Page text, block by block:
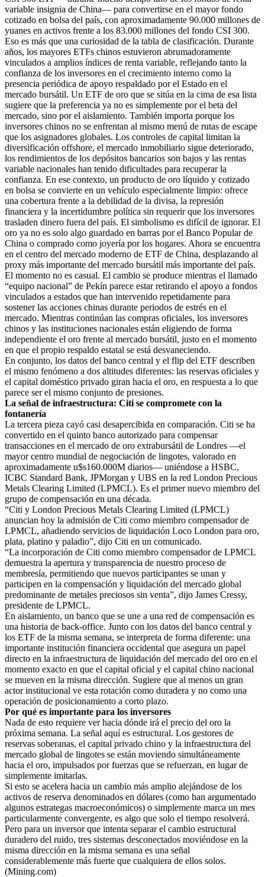
variable insignia de China— para convertirse en el mayor fondo
cotizado en bolsa del país, con aproximadamente 90.000 millones de
yuanes en activos frente a los 83.000 millones del fondo CSI 300.
Eso es más que una curiosidad de la tabla de clasificación. Durante
años, los mayores ETFs chinos estuvieron abrumadoramente
vinculados a amplios índices de renta variable, reflejando tanto la
confianza de los inversores en el crecimiento interno como la
presencia periódica de apoyo respaldado por el Estado en el
mercado bursátil. Un ETF de oro que se sitúa en la cima de esa lista
sugiere que la preferencia ya no es simplemente por el beta del
mercado, sino por el aislamiento. También importa porque los
inversores chinos no se enfrentan al mismo menú de rutas de escape
que los asignadores globales. Los controles de capital limitan la
diversificación offshore, el mercado inmobiliario sigue deteriorado,
los rendimientos de los depósitos bancarios son bajos y las rentas
variable nacionales han tenido dificultades para recuperar la
confianza. En ese contexto, un producto de oro líquido y cotizado
en bolsa se convierte en un vehículo especialmente limpio: ofrece
una cobertura frente a la debilidad de la divisa, la represión
financiera y la incertidumbre política sin requerir que los inversores
trasladen dinero fuera del país. El simbolismo es difícil de ignorar. El
oro ya no es solo algo guardado en barras por el Banco Popular de
China o comprado como joyería por los hogares. Ahora se encuentra
en el centro del mercado moderno de ETF de China, desplazando al
proxy más importante del mercado bursátil más importante del país.
El momento no es casual. El cambio se produce mientras el llamado
“equipo nacional” de Pekín parece estar retirando el apoyo a fondos
vinculados a estados que han intervenido repetidamente para
sostener las acciones chinas durante periodos de estrés en el
mercado. Mientras continúan las compras oficiales, los inversores
chinos y las instituciones nacionales están eligiendo de forma
independiente el oro frente al mercado bursátil, justo en el momento
en que el propio respaldo estatal se está desvaneciendo.
En conjunto, los datos del banco central y el flip del ETF describen
el mismo fenómeno a dos altitudes diferentes: las reservas oficiales y
el capital doméstico privado giran hacia el oro, en respuesta a lo que
parece ser el mismo conjunto de presiones.
La señal de infraestructura: Citi se compromete con la
fontanería
La tercera pieza cayó casi desapercibida en comparación. Citi se ha
convertido en el quinto banco autorizado para compensar
transacciones en el mercado de oro extrabursátil de Londres —el
mayor centro mundial de negociación de lingotes, valorado en
aproximadamente u$s160.000M diarios— uniéndose a HSBC,
ICBC Standard Bank, JPMorgan y UBS en la red London Precious
Metals Clearing Limited (LPMCL). Es el primer nuevo miembro del
grupo de compensación en una década.
“Citi y London Precious Metals Clearing Limited (LPMCL)
anuncian hoy la admisión de Citi como miembro compensador de
LPMCL, añadiendo servicios de liquidación Loco London para oro,
plata, platino y paladio”, dijo Citi en un comunicado.
“La incorporación de Citi como miembro compensador de LPMCL
demuestra la apertura y transparencia de nuestro proceso de
membresía, permitiendo que nuevos participantes se unan y
participen en la compensación y liquidación del mercado global
predominante de metales preciosos sin venta”, dijo James Cressy,
presidente de LPMCL.
En aislamiento, un banco que se une a una red de compensación es
una historia de back-office. Junto con los datos del banco central y
los ETF de la misma semana, se interpreta de forma diferente: una
importante institución financiera occidental que asegura un papel
directo en la infraestructura de liquidación del mercado del oro en el
momento exacto en que el capital oficial y el capital chino nacional
se mueven en la misma dirección. Sugiere que al menos un gran
actor institucional ve esta rotación como duradera y no como una
operación de posicionamiento a corto plazo.
Por qué es importante para los inversores
Nada de esto requiere ver hacia dónde irá el precio del oro la
próxima semana. La señal aquí es estructural. Los gestores de
reservas soberanas, el capital privado chino y la infraestructura del
mercado global de lingotes se están moviendo simultáneamente
hacia el oro, impulsados por fuerzas que se refuerzan, en lugar de
simplemente imitarlas.
Si esto se acelera hacia un cambio más amplio alejándose de los
activos de reserva denominados en dólares (como han argumentado
algunos estrategas macroeconómicos) o simplemente marca un mes
particularmente convergente, es algo que solo el tiempo resolverá.
Pero para un inversor que intenta separar el cambio estructural
duradero del ruido, tres sistemas desconectados moviéndose en la
misma dirección en la misma semana es una señal
considerablemente más fuerte que cualquiera de ellos solos.
(Mining.com)